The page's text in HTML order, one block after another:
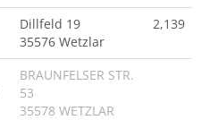
Dillfeld 19
35576 Wetzlar
2,139
BRAUNFELSER STR.
53
35578 WETZLAR